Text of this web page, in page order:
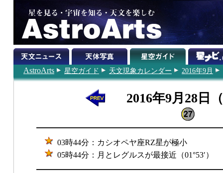
AstroArts 星空ガイド 天文現象カレンダー 2016年9月
2016年9月28日
03時44分：カシオペヤ座RZ星が極小
05時44分：月とレグルスが最接近（01°53′）